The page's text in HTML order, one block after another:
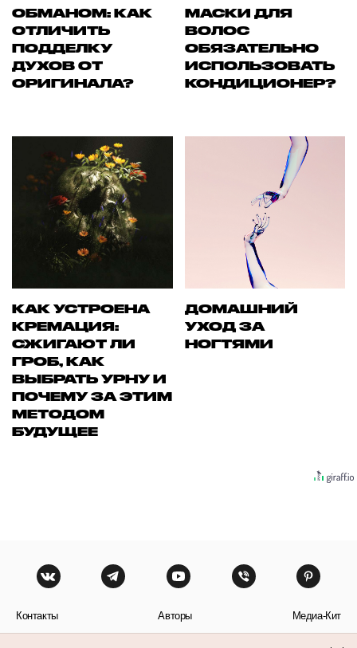
ОБМАНОМ: КАК
ОТЛИЧИТЬ
ПОДДЕЛКУ
ДУХОВ ОТ
ОРИГИНАЛА?
МАСКИ ДЛЯ
ВОЛОС
ОБЯЗАТЕЛЬНО
ИСПОЛЬЗОВАТЬ
КОНДИЦИОНЕР?
КАК УСТРОЕНА
КРЕМАЦИЯ:
СЖИГАЮТ ЛИ
ГРОБ, КАК
ВЫБРАТЬ УРНУ И
ПОЧЕМУ ЗА ЭТИМ
МЕТОДОМ
БУДУЩЕЕ
ДОМАШНИЙ
УХОД ЗА
НОГТЯМИ
Контакты Авторы Медиа-Кит